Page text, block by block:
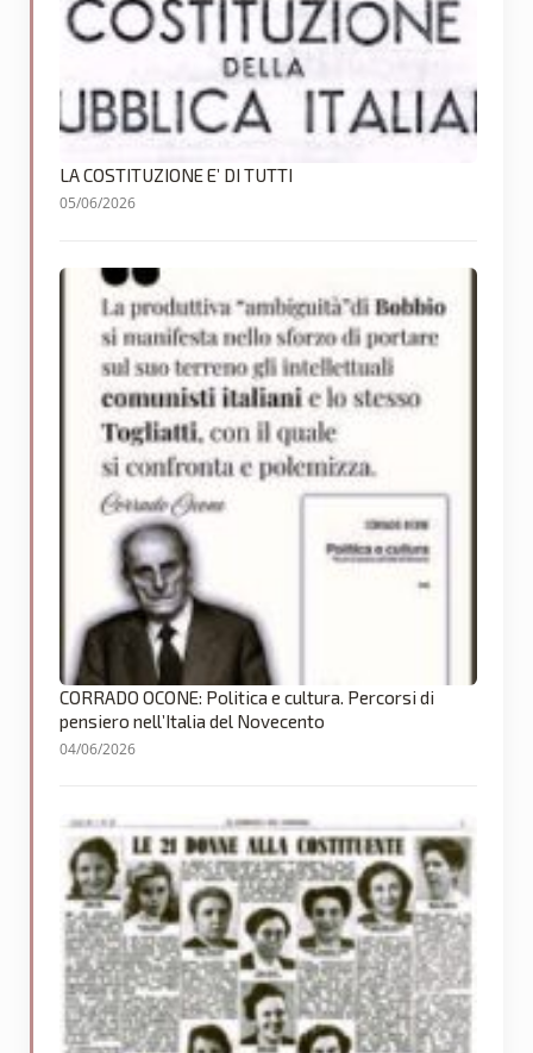
LA COSTITUZIONE E’ DI TUTTI
05/06/2026
CORRADO OCONE: Politica e cultura. Percorsi di
pensiero nell’Italia del Novecento
04/06/2026